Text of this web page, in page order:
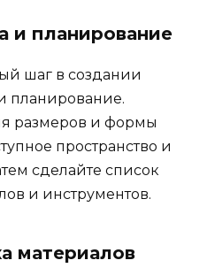
и планирование
шаг в создании
планирование.
размеров и формы
пространство и
сделайте список
и инструментов.
материалов